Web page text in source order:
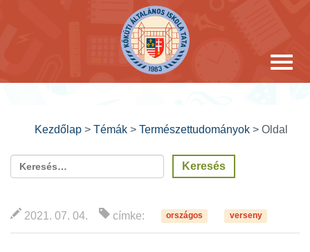
Kezdőlap > Témák > Természettudományok > Oldal
2021. 07. 04. címke: országos verseny